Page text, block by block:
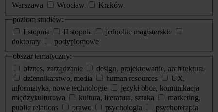
Warszawa
Wrocław
Kraków
poziom studiów:
I stopnia
II stopnia
jednolite magisterskie
doktoraty
podyplomowe
obszar tematyczny:
biznes, zarządzanie
design, projektowanie, architektura
dziennikarstwo, media
human resources
UX,
informatyka, nowe technologie
języki obce, komunikacja
międzykulturowa
kultura, literatura, sztuka
marketing,
public relations
prawo psychologia
psychoterapia